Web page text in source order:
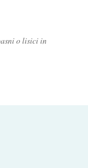
o lisici in